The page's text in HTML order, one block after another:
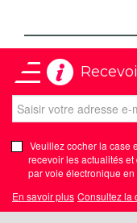
Veuillez cocher la case
recevoir les actualités
par voie électronique
En savoir plus Consultez la